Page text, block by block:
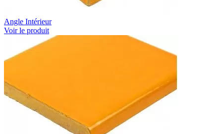
Angle Intérieur
Voir le produit